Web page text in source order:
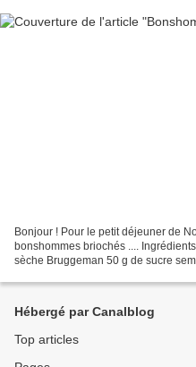
Bonjour ! Pour le petit déjeuner de
bonshommes briochés ....
sèche Bruggeman 50 g de sucre
Hébergé par Canalblog
Top articles